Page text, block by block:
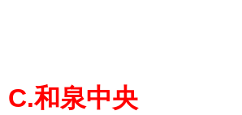
C.和泉中央